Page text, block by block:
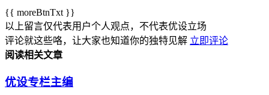
{{ moreBtnTxt }}
以上留言仅代表用户个人观点，不代表优设立场
评论就这些咯，让大家也知道你的独特见解 立即评论
阅读相关文章
优设专栏主编